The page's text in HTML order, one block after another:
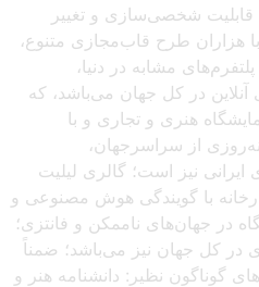
قابلیت شخصی‌سازی و تغییر
هزاران طرح قاب‌مجازی متنوع،
مشابه در دنیا،
آنلاین در کل جهان می‌باشد، که
برگزاری بیش از ۲۵۰ نمایشگاه هنری و تجاری و با
از سراسرجهان،
ایرانی نیز است؛ گالری لیلیت
با گویندگی هوش مصنوعی و
در جهان‌های ناممکن و فانتزی؛
در کل جهان نیز می‌باشد؛ ضمناً
گوناگون نظیر: دانشنامه هنر و